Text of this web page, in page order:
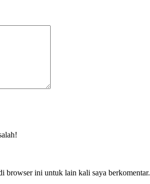
browser ini untuk lain kali saya berkomentar.